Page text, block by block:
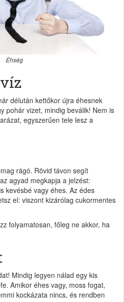
Éhség
délután kettőkor újra éhesnek
pohár vizet, mindig beválik! Nem is
egyszerűen tele lesz a
rágó. Rövid távon segít
agyad megkapja a jelzést:
kevésbé vagy éhes. Az édes
el: viszont kizárólag cukormentes
folyamatosan, főleg ne akkor, ha
Mindig legyen nálad egy kis
Amikor éhes vagy, moss fogat,
kockázata nincs, és rendben